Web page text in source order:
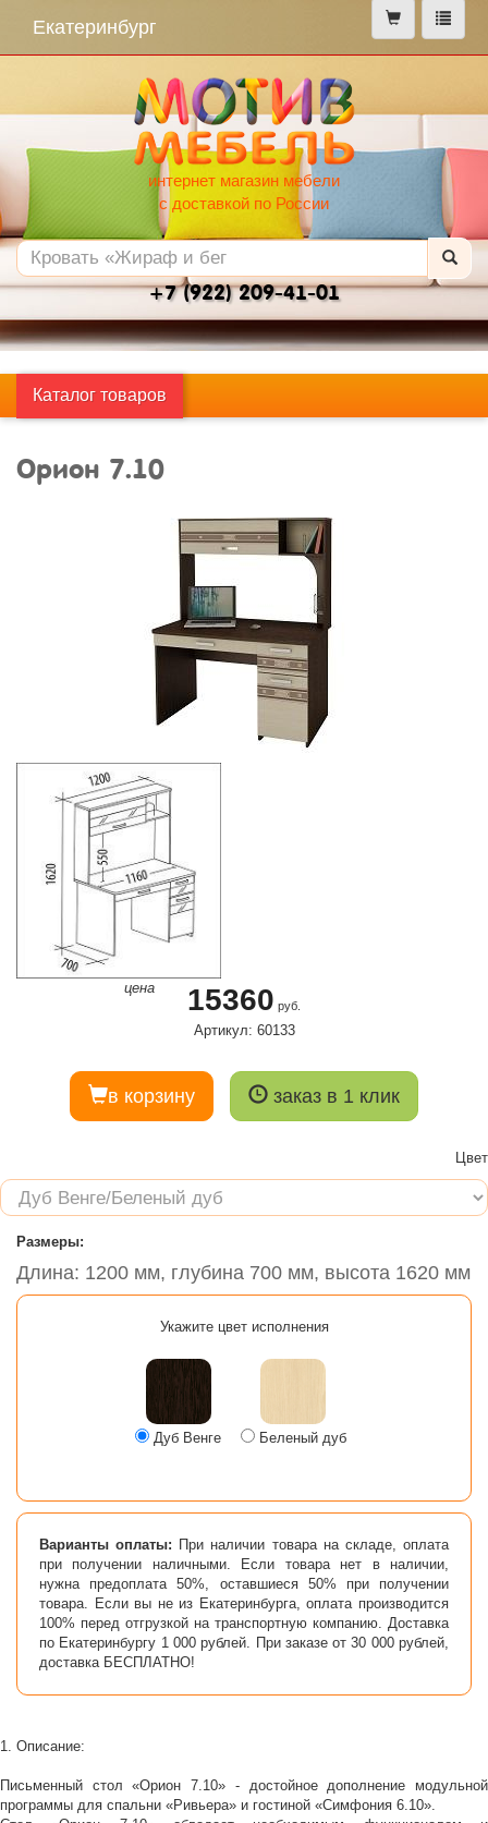
меню
Екатеринбург
интернет магазин мебели
с доставкой по России
+7 (922) 209-41-01
Каталог товаров
Орион 7.10
цена 15360 руб.
Артикул: 60133
в корзину заказ в 1 клик
Цвет
Размеры:
Длина: 1200 мм, глубина 700 мм, высота 1620 мм
Укажите цвет исполнения
Дуб Венге Беленый дуб
Варианты оплаты: При наличии товара на складе, оплата
при получении наличными. Если товара нет в наличии,
нужна предоплата 50%, оставшиеся 50% при получении
товара. Если вы не из Екатеринбурга, оплата производится
100% перед отгрузкой на транспортную компанию. Доставка
по Екатеринбургу 1 000 рублей. При заказе от 30 000 рублей,
доставка БЕСПЛАТНО!
1. Описание:
Письменный стол «Орион 7.10» - достойное дополнение модульной
программы для спальни «Ривьера» и гостиной «Симфония 6.10».